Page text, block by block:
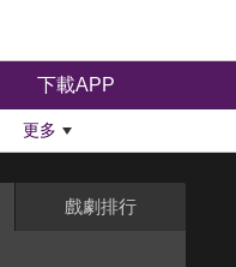
下載APP
更多
戲劇排行